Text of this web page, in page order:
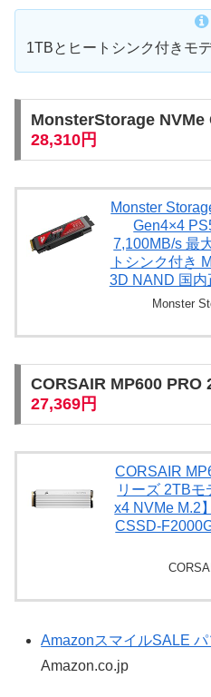
1TBとヒートシンク付きモ
MonsterStorage NVMe
28,310円
Monster
Gen4×4
7,100MB/s 最
トシンク付き
3D NAND 国内
Monster
CORSAIR MP600 PRO
27,369円
CORSAIR
リーズ 2TB
x4 NVMe M.2
CSSD-
AmazonスマイルSALE
Amazon.co.jp